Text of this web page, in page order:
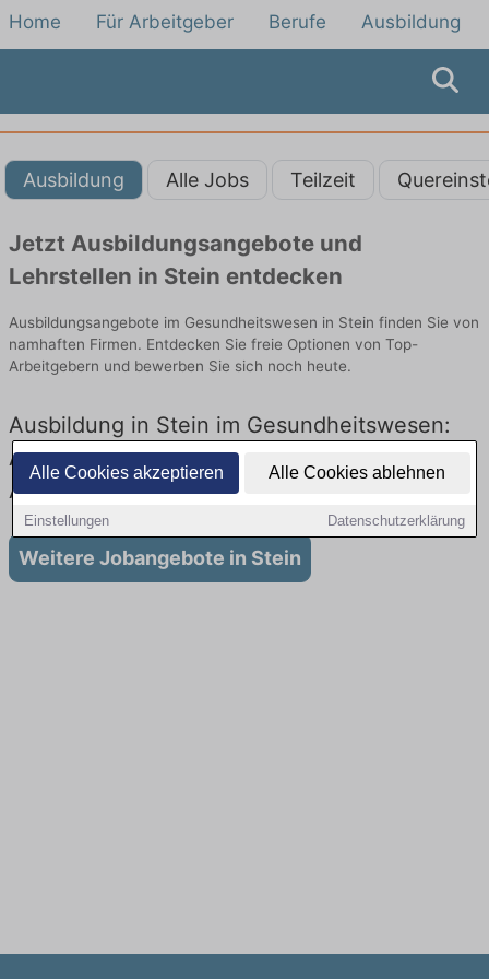
Alle Cookies akzeptieren Alle Cookies ablehnen
Einstellungen Datenschutzerklärung
Home Für Arbeitgeber Berufe Ausbildung
Ausbildung Alle Jobs Teilzeit
Jetzt Ausbildungsangebote und
Lehrstellen in Stein entdecken
Ausbildungsangebote im Gesundheitswesen in Stein finden Sie von
namhaften Firmen. Entdecken Sie freie Optionen von Top-
Arbeitgebern und bewerben Sie sich noch heute.
Ausbildung in Stein im Gesundheitswesen:
Aktuell gibt es keine Stellenangebote für
Ausbildung in Stein
Weitere Jobangebote in Stein